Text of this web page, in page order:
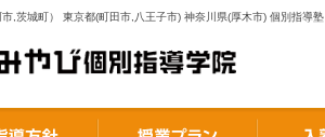
,茨城町） 東京都(町田市,八王子市) 神奈川県(厚木市) 個別指導塾